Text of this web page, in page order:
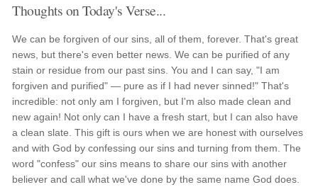
Thoughts on Today's Verse...
We can be forgiven of our sins, all of them, forever. That's great
news, but there's even better news. We can be purified of any
stain or residue from our past sins. You and I can say, "I am
forgiven and purified" — pure as if I had never sinned!" That's
incredible: not only am I forgiven, but I'm also made clean and
new again! Not only can I have a fresh start, but I can also have
a clean slate. This gift is ours when we are honest with ourselves
and with God by confessing our sins and turning from them. The
word "confess" our sins means to share our sins with another
believer and call what we've done by the same name God does.